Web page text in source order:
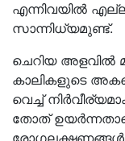
എന്നിവയിൽ
സാന്നിധ്യമുണ്ട്.
ചെറിയ
കാലികളുടെ
വെച്ച്
തോത്
രോഗലക്ഷണങ്ങൾ